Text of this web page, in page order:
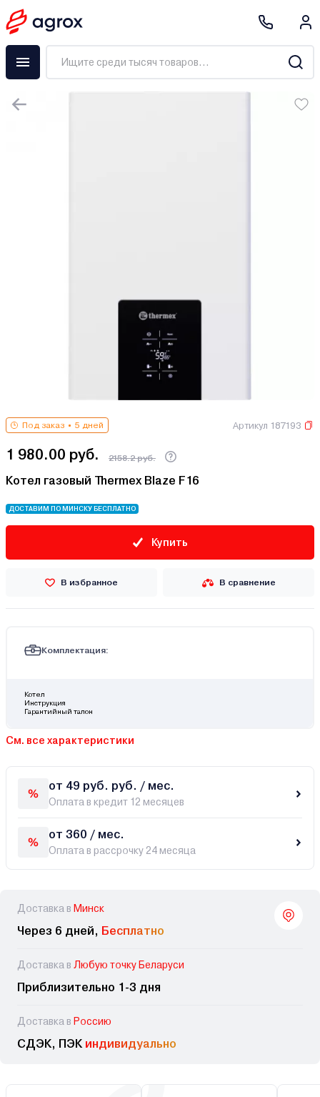
Под заказ 5 дней Артикул 187193
1 980.00 руб. 2158.2 руб.
Котел газовый Thermex Blaze F16
ДОСТАВИМ ПО МИНСКУ БЕСПЛАТНО
Купить
В избранное В сравнение
Комплектация:
Котел
Инструкция
Гарантийный талон
См. все характеристики
от 49 руб. руб. / мес.
Оплата в кредит 12 месяцев
от 360 / мес.
Оплата в рассрочку 24 месяца
Доставка в Минск
Через 6 дней, Бесплатно
Доставка в Любую точку Беларуси
Приблизительно 1-3 дня
Доставка в Россию
СДЭК, ПЭК индивидуально